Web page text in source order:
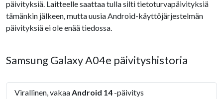
päivityksiä. Laitteelle saattaa tulla silti tietoturvapäivityksiä
tämänkin jälkeen, mutta uusia Android-käyttöjärjestelmän
päivityksiä ei ole enää tiedossa.
Samsung Galaxy A04e päivityshistoria
Virallinen, vakaaAndroid 14 -päivitys